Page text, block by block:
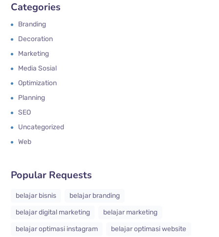
Categories
Branding
Decoration
Marketing
Media Sosial
Optimization
Planning
SEO
Uncategorized
Web
Popular Requests
belajar bisnis
belajar branding
belajar digital marketing
belajar marketing
belajar optimasi instagram
belajar optimasi website